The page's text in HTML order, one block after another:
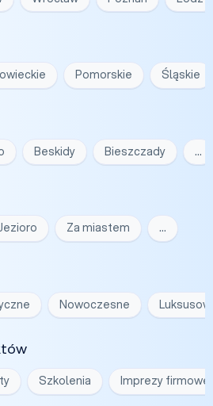
Pomorskie Śląskie
Beskidy Bieszczady …
Za miastem …
Nowoczesne
Szkolenia Imprezy firmowe